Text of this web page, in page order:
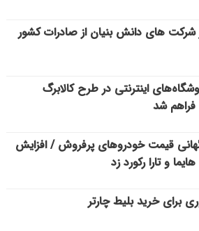
شرکت های دانش بنیان از صادرات کشور
اینترنتی در طرح کالابرگ
فراهم شد
قیمت خودروهای پرفروش / افزایش
و تارا رکورد زد
برای خرید بلیط چارتر